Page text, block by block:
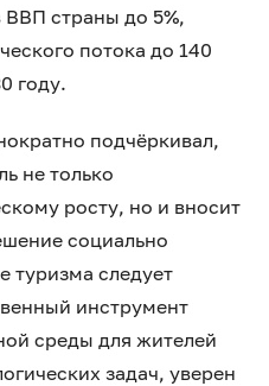
ВВП страны до 5%,
потока до 140
году.
подчёркивал,
не только
росту, но и вносит
социально
туризма следует
инструмент
среды для жителей
задач, уверен